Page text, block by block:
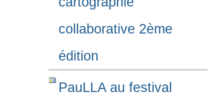
collaborative 2ème
édition
PauLLA au festival